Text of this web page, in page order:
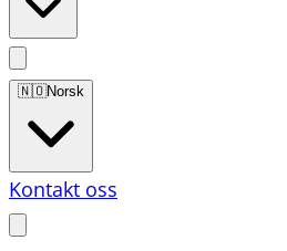
🇳🇴Norsk
Kontakt oss